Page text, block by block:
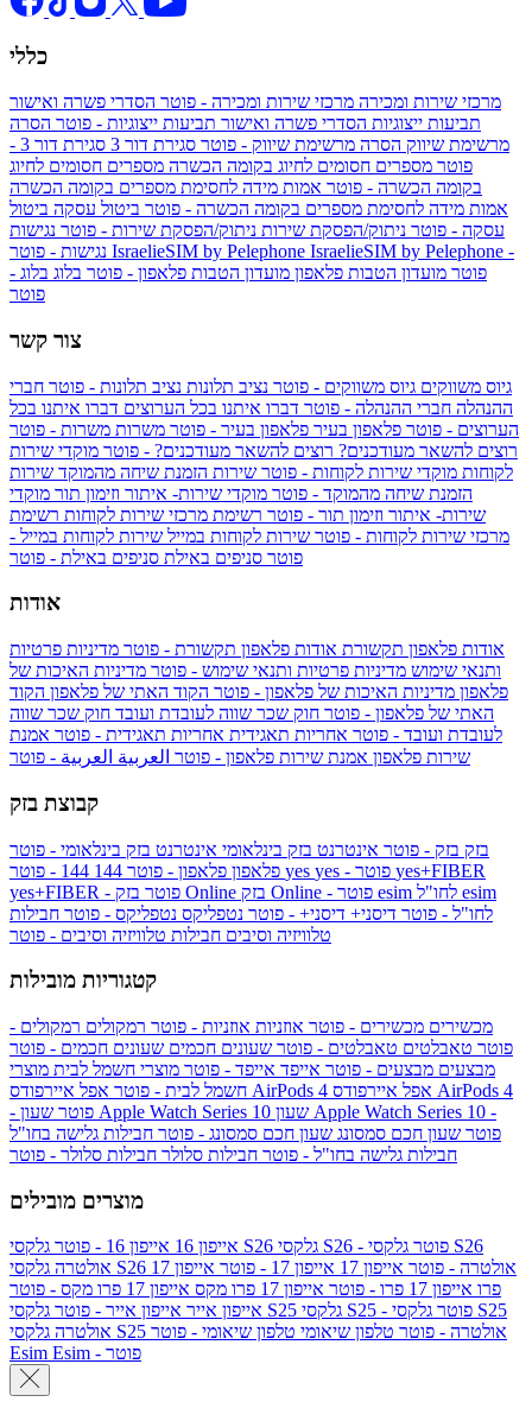
כללי
מרכזי שירות ומכירה מרכזי שירות ומכירה - פוטר הסדרי פשרה ואישור
תביעות ייצוגיות הסדרי פשרה ואישור תביעות ייצוגיות - פוטר הסרה
מרשימת שיווק הסרה מרשימת שיווק - פוטר סגירת דור 3
סגירת דור 3 -
פוטר מספרים חסומים לחיוג בקומה הכשרה מספרים חסומים לחיוג
בקומה הכשרה - פוטר אמות מידה לחסימת מספרים בקומה הכשרה
אמות מידה לחסימת מספרים בקומה הכשרה - פוטר ביטול עסקה ביטול
עסקה - פוטר ניתוק/הפסקת שירות ניתוק/הפסקת שירות - פוטר נגישות
IsraelieSIM by Pelephone IsraelieSIM by Pelephone -
פוטר מועדון הטבות פלאפון מועדון הטבות פלאפון - פוטר בלוג בלוג -
פוטר
צור קשר
גיוס משווקים גיוס משווקים - פוטר נציב תלונות נציב תלונות - פוטר חברי
ההנהלה חברי ההנהלה - פוטר דברו איתנו בכל הערוצים דברו איתנו בכל
הערוצים - פוטר פלאפון בעיר פלאפון בעיר - פוטר משרות משרות - פוטר
רוצים להשאר מעודכנים? רוצים להשאר מעודכנים? - פוטר מוקדי שירות
לקוחות מוקדי שירות לקוחות - פוטר שירות הזמנת שיחה מהמוקד שירות
הזמנת שיחה מהמוקד - פוטר מוקדי שירות- איתור וזימון תור מוקדי
שירות- איתור וזימון תור - פוטר רשימת מרכזי שירות לקוחות רשימת
מרכזי שירות לקוחות - פוטר שירות לקוחות במייל שירות לקוחות במייל -
פוטר סניפים באילת סניפים באילת - פוטר
אודות
אודות פלאפון תקשורת אודות פלאפון תקשורת - פוטר מדיניות פרטיות
ותנאי שימוש מדיניות פרטיות ותנאי שימוש - פוטר מדיניות האיכות של
פלאפון מדיניות האיכות של פלאפון - פוטר הקוד האתי של פלאפון הקוד
האתי של פלאפון - פוטר חוק שכר שווה לעובדת ועובד חוק שכר שווה
לעובדת ועובד - פוטר אחריות תאגידית אחריות תאגידית - פוטר אמנת
שירות פלאפון אמנת שירות פלאפון - פוטר العربية العربية - פוטר
קבוצת בזק
בזק בזק - פוטר אינטרנט בזק בינלאומי אינטרנט בזק בינלאומי - פוטר
פלאפון פלאפון - פוטר 144 yes
yes+FIBER
yes+FIBER - פוטר בזק Online
esim
לחו"ל - פוטר דיסני+ דיסני+ - פוטר נטפליקס נטפליקס - פוטר חבילות
טלוויזיה וסיבים חבילות טלוויזיה וסיבים - פוטר
קטגוריות מובילות
מכשירים מכשירים - פוטר אוזניות אוזניות - פוטר רמקולים רמקולים -
פוטר טאבלטים טאבלטים - פוטר שעונים חכמים שעונים חכמים - פוטר
מבצעים מבצעים - פוטר אייפד אייפד - פוטר מוצרי חשמל לבית מוצרי
חשמל לבית - פוטר אפל איירפודס AirPods 4 אפל איירפודס AirPods 4
- פוטר שעון Apple Watch Series 10 שעון Apple Watch Series 10 -
פוטר שעון חכם סמסונג שעון חכם סמסונג - פוטר חבילות גלישה בחו"ל
חבילות גלישה בחו"ל - פוטר חבילות סלולר חבילות סלולר - פוטר
מוצרים מובילים
אייפון 16 אייפון 16 - פוטר גלקסי S26 גלקסי S26 - פוטר גלקסי S26
אולטרה
גלקסי S26 אולטרה - פוטר אייפון 17 אייפון 17 - פוטר
אייפון 17
פרו אייפון 17 פרו - פוטר אייפון 17 פרו מקס
אייפון 17 פרו מקס - פוטר
אייפון אייר אייפון אייר - פוטר גלקסי S25 גלקסי S25 - פוטר גלקסי S25
אולטרה
גלקסי S25 אולטרה - פוטר טלפון שיאומי טלפון שיאומי - פוטר
Esim
Esim - פוטר